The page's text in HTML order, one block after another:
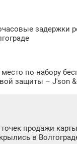
задержки
по набору
защиты – J'son &
точек продажи
в